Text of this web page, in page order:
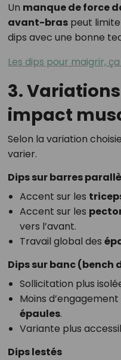
Un manque de force
avant-braspeut
dips avec une bonne
Les dips pour maigrir,
3.
impact
Selon la variation
varier.
Dips sur barres
Accent sur les
Accent sur les
vers l’avant.
Travail global des
Dips sur banc (bench
Sollicitation plus
Moins d’engagement
épaules.
Variante plus
Dips lestés